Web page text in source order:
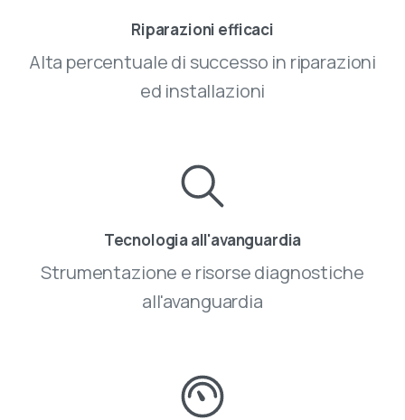
Riparazioni efficaci
Alta percentuale di successo in riparazioni
ed installazioni
Tecnologia all'avanguardia
Strumentazione e risorse diagnostiche
all'avanguardia